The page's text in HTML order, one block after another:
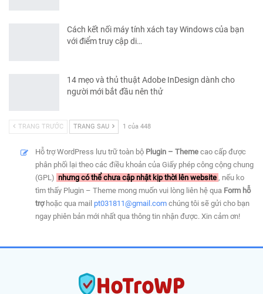
Cách kết nối máy tính xách tay Windows của bạn
với điểm truy cập di…
14 mẹo và thủ thuật Adobe InDesign dành cho
người mới bắt đầu nên thử
TRANG TRƯỚC TRANG SAU 1 của 448
Hỗ trợ WordPress lưu trữ toàn bộ Plugin – Theme cao cấp được
phân phối lại theo các điều khoản của Giấy phép công cộng chung
(GPL) nhưng có thể chưa cập nhật kịp thời lên website , nếu ko
tìm thấy Plugin – Theme mong muốn vui lòng liên hệ qua Form hỗ
trợhoặc qua mail pt031811@gmail.com chúng tôi sẽ gửi cho bạn
ngay phiên bản mới nhất qua thông tin nhận được. Xin cảm ơn!